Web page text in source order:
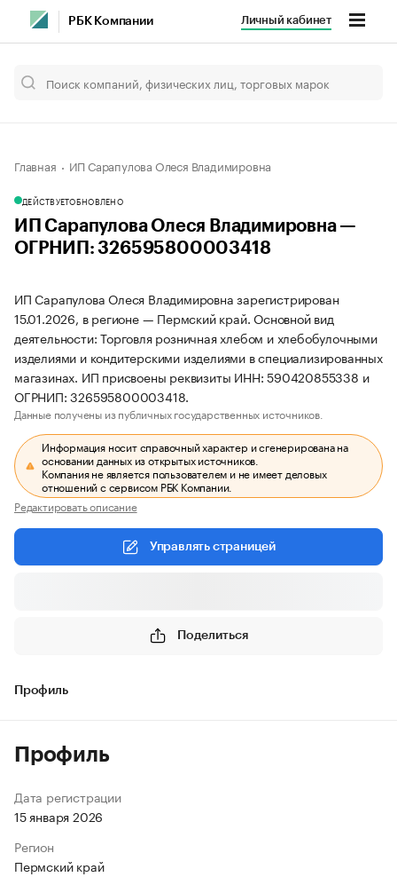
РБК Компании Личный кабинет
Главная ИП Сарапулова Олеся Владимировна
ДЕЙСТВУЕТОБНОВЛЕНО
ИП Сарапулова Олеся Владимировна —
ОГРНИП: 326595800003418
ИП Сарапулова Олеся Владимировна зарегистрирован
15.01.2026, в регионе — Пермский край. Основной вид
деятельности: Торговля розничная хлебом и хлебобулочными
изделиями и кондитерскими изделиями в специализированных
магазинах. ИП присвоены реквизиты ИНН: 590420855338 и
ОГРНИП: 326595800003418.
Данные получены из публичных государственных источников.
Информация носит справочный характер и сгенерирована на
основании данных из открытых источников.
Компания не является пользователем и не имеет деловых
отношений с сервисом РБК Компании.
Редактировать описание
Управлять страницей
Поделиться
Профиль
Профиль
Дата регистрации
15 января 2026
Регион
Пермский край